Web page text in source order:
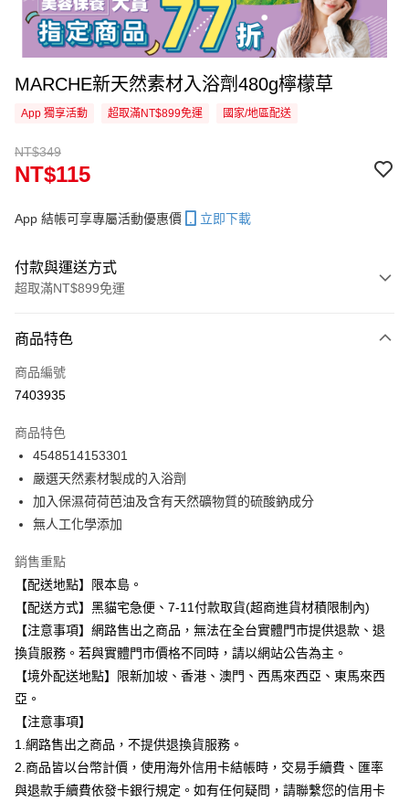
MARCHE新天然素材入浴劑480g檸檬草
App 獨享活動 超取滿NT$899免運 國家/地區配送
NT$349
NT$115
App 結帳可享專屬活動優惠價 立即下載
付款與運送方式
超取滿NT$899免運
信用卡一次付款
信用卡分期付款
合作金庫商業銀行
華南商業銀行
上海商業儲蓄銀行
國泰世華商業銀行
兆豐國際商業銀行
臺灣中小企業銀行
聯邦商業銀行
元大商業銀行
台新國際商業銀行
中國信託商業銀行
台灣樂天信用卡公司
LINE Pay
Apple Pay
悠遊付
Google Pay
全盈+PAY
大哥付你分期
相關說明
【大哥付你分期使用說明】
1.本服務由台灣大哥大提供，台灣大哥大用戶可立即使用無須另外申請。
2.付款方式選擇「大哥付你分期」，訂單成立後會自動跳轉到大哥付的交易
流程，驗證手機門號後，選擇欲分期的期數、繳款截止日，確認付款後即完
成交易。
ATM付款
運送方式
商品特色
商品編號
7403935
商品特色
4548514153301
嚴選天然素材製成的入浴劑
加入保濕荷荷芭油及含有天然礦物質的硫酸鈉成分
無人工化學添加
銷售重點
【配送地點】限本島。
【配送方式】黑貓宅急便、7-11付款取貨(超商進貨材積限制內)
【注意事項】網路售出之商品，無法在全台實體門市提供退款、退
換貨服務。若與實體門市價格不同時，請以網站公告為主。
【境外配送地點】限新加坡、香港、澳門、西馬來西亞、東馬來西
亞。
【注意事項】
1.網路售出之商品，不提供退換貨服務。
2.商品皆以台幣計價，使用海外信用卡結帳時，交易手續費、匯率
與退款手續費依發卡銀行規定。如有任何疑問，請聯繫您的信用卡